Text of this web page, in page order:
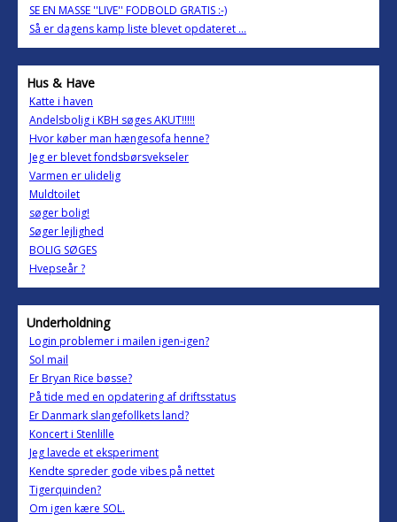
SE EN MASSE ''LIVE'' FODBOLD GRATIS :-)
Så er dagens kamp liste blevet opdateret ...
Hus & Have
Katte i haven
Andelsbolig i KBH søges AKUT!!!!!
Hvor køber man hængesofa henne?
Jeg er blevet fondsbørsvekseler
Varmen er ulidelig
Muldtoilet
søger bolig!
Søger lejlighed
BOLIG SØGES
Hvepseår ?
Underholdning
Login problemer i mailen igen-igen?
Sol mail
Er Bryan Rice bøsse?
På tide med en opdatering af driftsstatus
Er Danmark slangefollkets land?
Koncert i Stenlille
Jeg lavede et eksperiment
Kendte spreder gode vibes på nettet
Tigerquinden?
Om igen kære SOL.